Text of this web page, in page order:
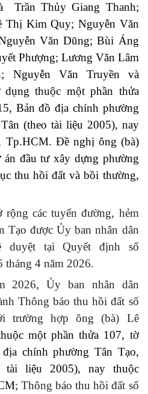
Trần Thủy Giang Thanh;
Thị Kim Quy; Nguyễn Văn
Văn Dũng; Bùi Áng
Phượng; Lương Văn Lâm
Nguyễn Văn Truyền và
thuộc một phần thửa
, Bản đồ địa chính phường
(theo tài liệu 2005), nay
Tp.HCM. Đề nghị ông (bà)
đầu tư xây dựng phường
thu hồi đất và bồi thường,
rộng các tuyến đường, hẻm
Tạo được Ủy ban nhân dân
duyệt tại Quyết định số
4 năm 2026.
2026, Ủy ban nhân dân
Thông báo thu hồi đất số
trường hợp ông (bà) Lê
một phần thửa 107, tờ
chính phường Tân Tạo,
tài liệu 2005), nay thuộc
; Thông báo thu hồi đất số